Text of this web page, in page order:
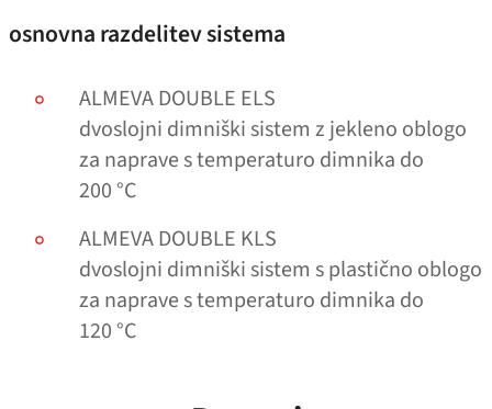
osnovna razdelitev sistema
ALMEVA DOUBLE ELS
dvoslojni dimniški sistem z jekleno oblogo
za naprave s temperaturo dimnika do
200 °C
ALMEVA DOUBLE KLS
dvoslojni dimniški sistem s plastično oblogo
za naprave s temperaturo dimnika do
120 °C